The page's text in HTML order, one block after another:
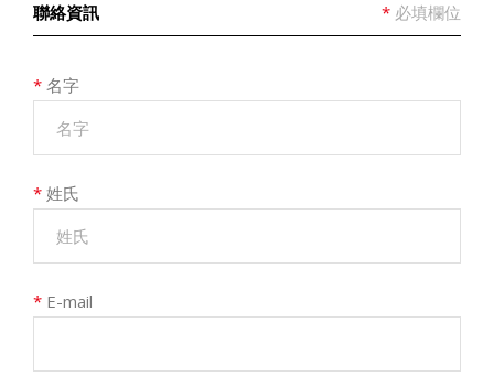
* 必填欄位
聯絡資訊
* 名字
* 姓氏
* E-mail